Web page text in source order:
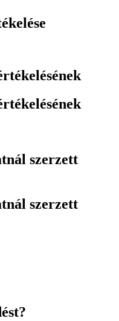
szerzett
szerzett